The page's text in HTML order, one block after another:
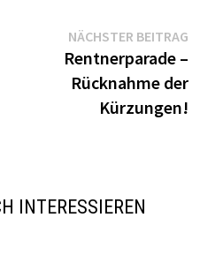
NÄCHSTER BEITRAG
Rentnerparade –
Rücknahme der
Kürzungen!
INTERESSIEREN